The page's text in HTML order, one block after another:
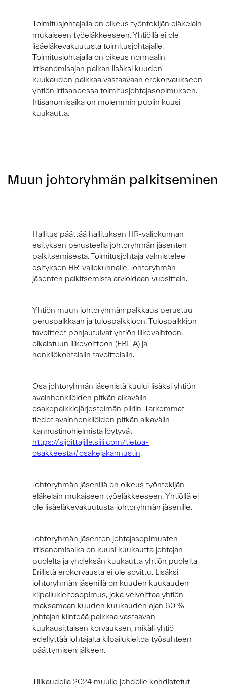
Toimitusjohtajalla on oikeus työntekijän eläkelain
mukaiseen työeläkkeeseen.Yhtiöllä ei ole
lisäeläkevakuutusta toimitusjohtajalle.
Toimitusjohtajalla on oikeus normaalin
irtisanomisajan palkan lisäksi kuuden
kuukauden palkkaa vastaavaan erokorvaukseen
yhtiön irtisanoessa toimitusjohtajasopimuksen.
Irtisanomisaika on molemmin puolin kuusi
kuukautta.
Muun johtoryhmän palkitseminen
Hallitus päättää hallituksen HR-valiokunnan
esityksen perusteella johtoryhmän jäsenten
palkitsemisesta. Toimitusjohtaja valmistelee
esityksen HR-valiokunnalle. Johtoryhmän
jäsenten palkitsemista arvioidaan vuosittain.
Yhtiön muun johtoryhmän palkkaus perustuu
peruspalkkaan ja tulospalkkioon. Tulospalkkion
tavoitteet pohjautuivat yhtiön liikevaihtoon,
oikaistuun liikevoittoon (EBITA) ja
henkilökohtaisiin tavoitteisiin.
Osa johtoryhmän jäsenistä kuului lisäksi yhtiön
avainhenkilöiden pitkän aikavälin
osakepalkkiojärjestelmän piiriin. Tarkemmat
tiedot avainhenkilöiden pitkän aikavälin
kannustinohjelmista löytyvät
https://sijoittajille.siili.com/tietoa-
osakkeesta#osakejakannustin.
Johtoryhmän jäsenillä on oikeus työntekijän
eläkelain mukaiseen työeläkkeeseen. Yhtiöllä ei
ole lisäeläkevakuutusta johtoryhmän jäsenille.
Johtoryhmän jäsenten johtajasopimusten
irtisanomisaika on kuusi kuukautta johtajan
puolelta ja yhdeksän kuukautta yhtiön puolelta.
Erillistä erokorvausta ei ole sovittu. Lisäksi
johtoryhmän jäsenillä on kuuden kuukauden
kilpailukieltosopimus, joka velvoittaa yhtiön
maksamaan kuuden kuukauden ajan 60 %
johtajan kiinteää palkkaa vastaavan
kuukausittaisen korvauksen, mikäli yhtiö
edellyttää johtajalta kilpailukieltoa työsuhteen
päättymisen jälkeen.
Tilikaudella 2024 muulle johdolle kohdistetut